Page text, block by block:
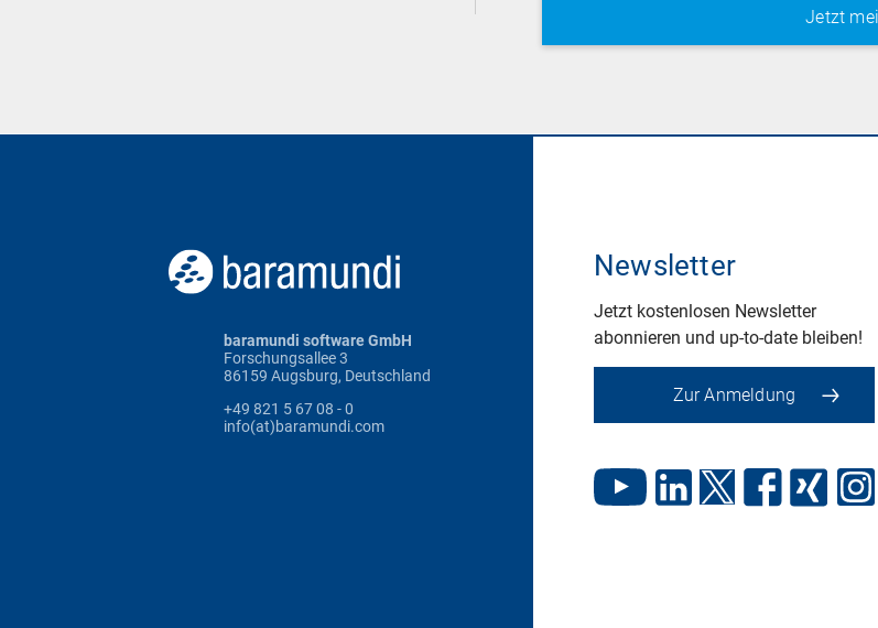
baramundi software GmbH
Forschungsallee 3
86159 Augsburg, Deutschland
+49 821 5 67 08 - 0
info(at)baramundi.com
Newsletter
Jetzt kostenlosen Newsletter
abonnieren und up-to-date bleiben!
Zur Anmeldung